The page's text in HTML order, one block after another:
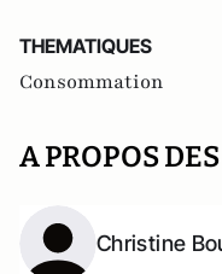
THEMATIQUES
Consommation
A PROPOS
Christine